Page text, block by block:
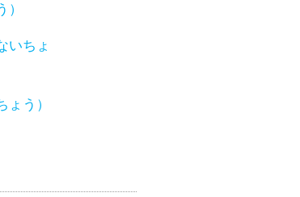
いちょ
う）